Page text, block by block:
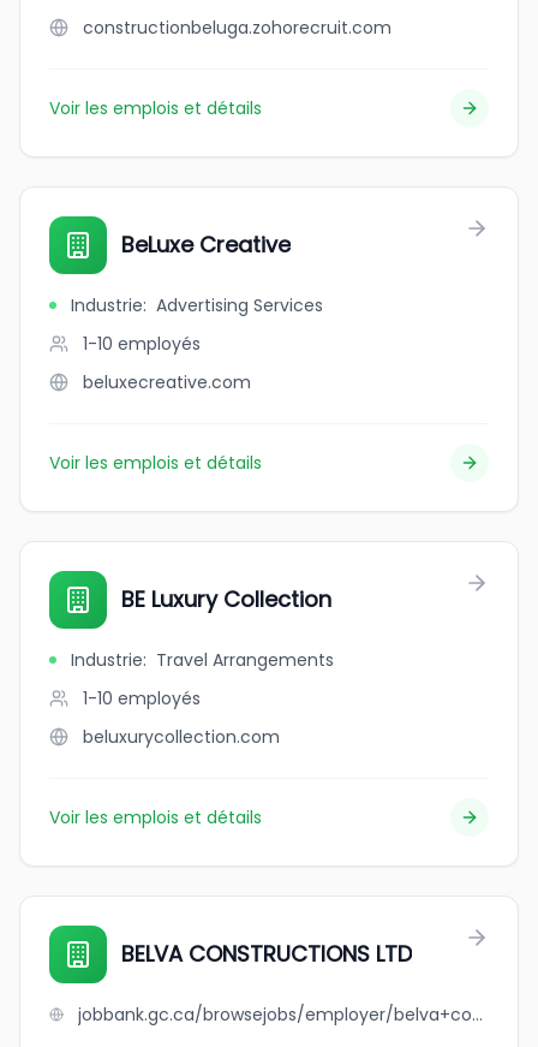
constructionbeluga.zohorecruit.com
Voir les emplois et détails
BeLuxe Creative
Industrie: Advertising Services
1-10 employés
beluxecreative.com
Voir les emplois et détails
BE Luxury Collection
Industrie: Travel Arrangements
1-10 employés
beluxurycollection.com
Voir les emplois et détails
BELVA CONSTRUCTIONS LTD
jobbank.gc.ca/browsejobs/employer/belva+constructions+ltd/ca